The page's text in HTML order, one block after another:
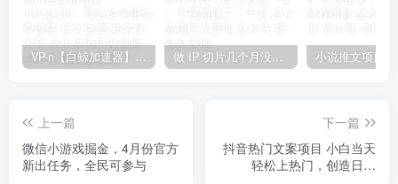
VP-n【白鲸加速器】在国内也能刷油管、Instagram，我送你无限免费流量 永久免费-知名技术官-品小先项目发源地 做 IP 切片几个月没赚到什么钱，蹭上热点，靠一个视频赚了二十万-品小先项目发源地
上一篇
微信小游戏掘金，4月份官方
新出任务，全民可参与
下一篇
抖音热门文案项目 小白当天
轻松上热门，创造日入